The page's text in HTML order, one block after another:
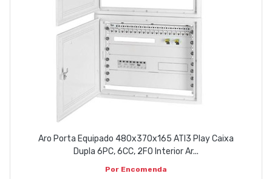
Aro Porta Equipado 480x370x165 ATI3 Play Caixa
Dupla 6PC, 6CC, 2FO Interior Ar...
Por Encomenda